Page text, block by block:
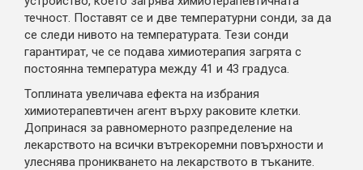
течност. Поставят се и две температурни сонди, за да
се следи нивото на температурата. Тези сонди
гарантират, че се подава химиотерапия загрята с
постоянна температура между 41 и 43 градуса.
Топлината увеличава ефектa на избрания
химиотерапевтичен агент върху раковите клетки.
Допринася за равномерното разпределение на
лекарството на всички вътрекоремни повърхности и
улеснява проникването на лекарството в тъканите.